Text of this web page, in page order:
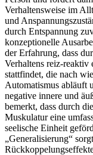
Verhaltensweise im
und
durch Entspannung
konzeptionelle
der Erfahrung, dass
Verhaltens reiz-
stattfindet, die nach
Automatismus abläuft
negative innere und
bemerkt, dass durch
Muskulatur eine
seelische Einheit
„Generalisierung“